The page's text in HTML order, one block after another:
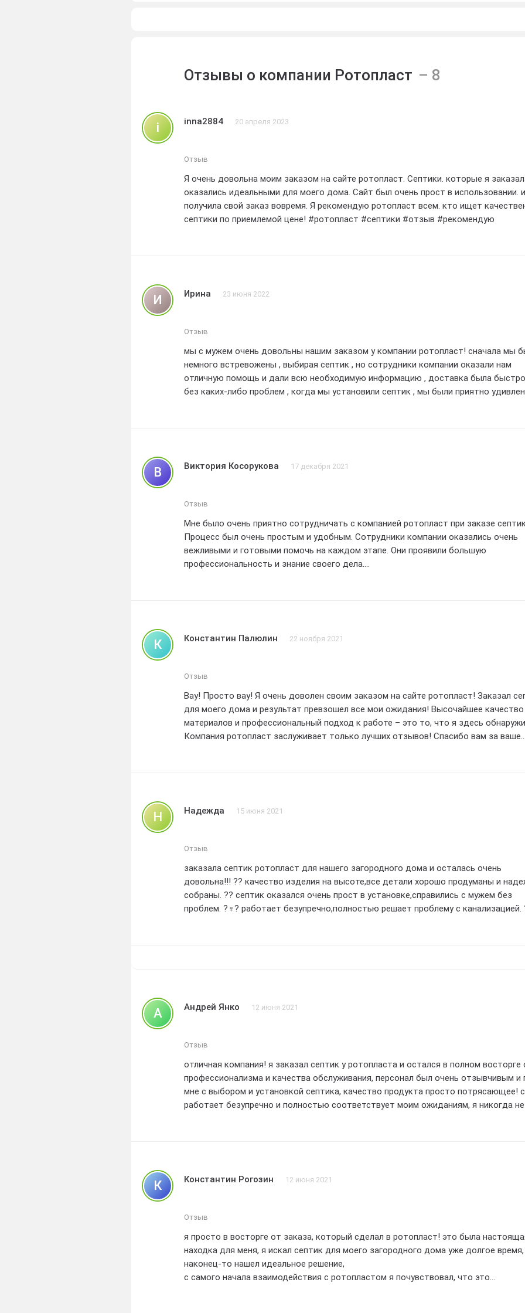
Отзывы о компании Ротопласт
i inna2884 20 апреля 2023
Отзыв
Я очень довольна моим заказом на сайте ротопласт. Септики. которые я заказала.
оказались идеальными для моего дома. Сайт был очень прост в использовании. и я
получила свой заказ вовремя. Я рекомендую ротопласт всем. кто ищет качественные
септики по приемлемой цене! #ротопласт #септики #отзыв #рекомендую
И Ирина 23 июня 2022
Отзыв
мы с мужем очень довольны нашим заказом у компании ротопласт! сначала мы
немного встревожены , выбирая септик , но сотрудники компании оказали нам
отличную помощь и дали всю необходимую информацию , доставка была
без каких-либо проблем , когда мы установили септик , мы были приятно
В Виктория Косорукова 17 декабря 2021
Отзыв
Мне было очень приятно сотрудничать с компанией ротопласт при заказе
Процесс был очень простым и удобным. Сотрудники компании оказались очень
вежливыми и готовыми помочь на каждом этапе. Они проявили большую
профессиональность и знание своего дела.
сроки, что было для меня очень важно. Также, компания предоставила все
В целом, я осталась довольна заказом и рекомендую компанию ротопласт всем,
внимательному отношению к клиентам, я получила именно то, что искала.
К Константин Палюлин 22 ноября 2021
Отзыв
Вау! Просто вау! Я очень доволен своим заказом на сайте ротопласт! Заказал
для моего дома и результат превзошел все мои ожидания! Высочайшее качество
материалов и профессиональный подход к работе – это то, что я здесь
Компания ротопласт заслуживает только лучших отзывов! Спасибо вам за ваше
Н Надежда 15 июня 2021
Отзыв
заказала септик ротопласт для нашего загородного дома и осталась очень
довольна!!! ?? качество изделия на высоте,все детали хорошо продуманы и
собраны. ?? септик оказался очень прост в установке,справились с мужем без
проблем. ?‍♀️? работает безупречно,полностью решает проблему с канализацией.
А Андрей Янко 12 июня 2021
Отзыв
отличная компания! я заказал септик у ротопласта и остался в полном восторге
профессионализма и качества обслуживания, персонал был очень отзывчивым и
мне с выбором и установкой септика, качество продукта просто потрясающее!
работает безупречно и полностью соответствует моим ожиданиям, я никогда
К Константин Рогозин 12 июня 2021
Отзыв
я просто в восторге от заказа, который сделал в ротопласт! это была
находка для меня, я искал септик для моего загородного дома уже долгое время,
наконец-то нашел идеальное решение,
с самого начала взаимодействия с ротопластом я почувствовал, что это